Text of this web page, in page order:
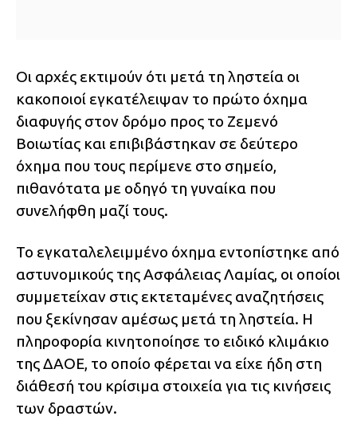
Οι αρχές εκτιμούν ότι μετά τη ληστεία οι
κακοποιοί εγκατέλειψαν το πρώτο όχημα
διαφυγής στον δρόμο προς το Ζεμενό
Βοιωτίας και επιβιβάστηκαν σε δεύτερο
όχημα που τους περίμενε στο σημείο,
πιθανότατα με οδηγό τη γυναίκα που
συνελήφθη μαζί τους.
Το εγκαταλελειμμένο όχημα εντοπίστηκε από
αστυνομικούς της Ασφάλειας Λαμίας, οι οποίοι
συμμετείχαν στις εκτεταμένες αναζητήσεις
που ξεκίνησαν αμέσως μετά τη ληστεία. Η
πληροφορία κινητοποίησε το ειδικό κλιμάκιο
της ΔΑΟΕ, το οποίο φέρεται να είχε ήδη στη
διάθεσή του κρίσιμα στοιχεία για τις κινήσεις
των δραστών.